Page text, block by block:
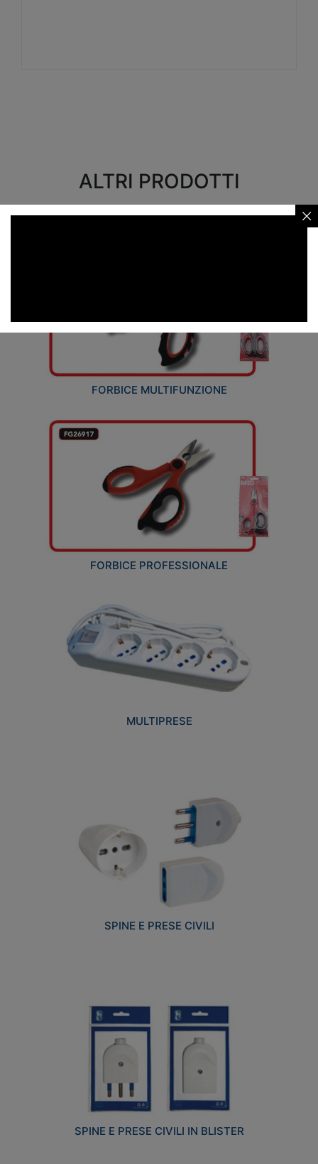
ALTRI PRODOTTI
FORBICE MULTIFUNZIONE
FORBICE PROFESSIONALE
MULTIPRESE
SPINE E PRESE CIVILI
SPINE E PRESE CIVILI IN BLISTER